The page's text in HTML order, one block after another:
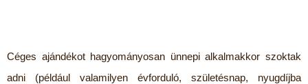
Céges ajándékot hagyományosan ünnepi alkalmakkor szoktak
adni (például valamilyen évforduló, születésnap, nyugdíjba